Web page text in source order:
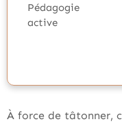
Pédagogie
active
À force de tâtonner,